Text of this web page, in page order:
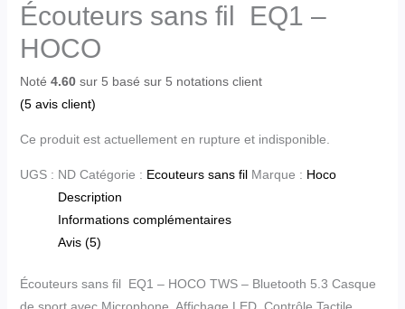
Écouteurs sans fil EQ1 –
HOCO
Noté 4.60sur 5 basé sur 5 notations client
(5avis client)
Ce produit est actuellement en rupture et indisponible.
UGS : ND Catégorie : Ecouteurs sans fil Marque : Hoco
Description
Informations complémentaires
Avis (5)
Écouteurs sans fil EQ1 – HOCO TWS – Bluetooth 5.3 Casque
de sport avec Microphone, Affichage LED, Contrôle Tactile